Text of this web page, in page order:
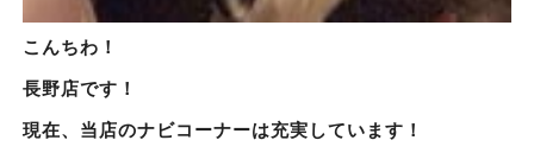
こんちわ！
長野店です！
現在、当店のナビコーナーは充実しています！